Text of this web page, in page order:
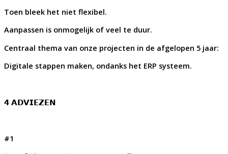
Toen bleek het niet flexibel.
Aanpassen is onmogelijk of veel te duur.
Centraal thema van onze projecten in de afgelopen 5 jaar:
Digitale stappen maken, ondanks het ERP systeem.
𝟰 𝗔𝗗𝗩𝗜𝗘𝗭𝗘𝗡
#1